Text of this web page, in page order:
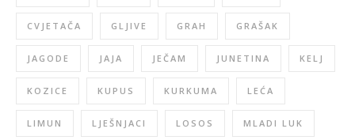
CVJETAČA GLJIVE GRAH GRAŠAK
JAGODE JAJA JEČAM JUNETINA KELJ
KOZICE KUPUS KURKUMA LEĆA
LIMUN LJEŠNJACI LOSOS MLADI LUK